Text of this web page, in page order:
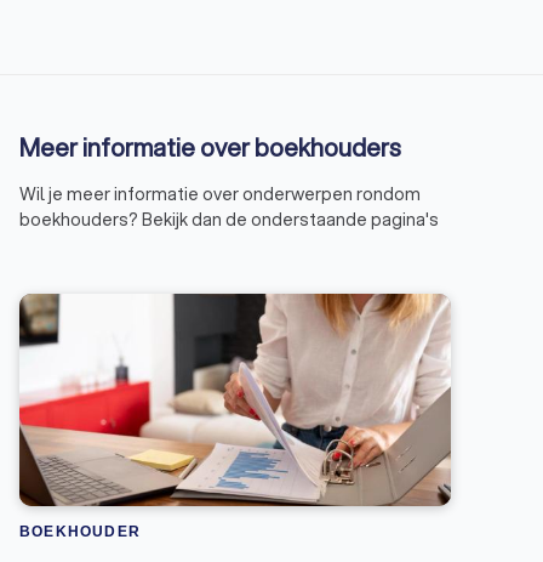
Meer informatie over boekhouders
Wil je meer informatie over onderwerpen rondom
boekhouders? Bekijk dan de onderstaande pagina's
BOEKHOUDER